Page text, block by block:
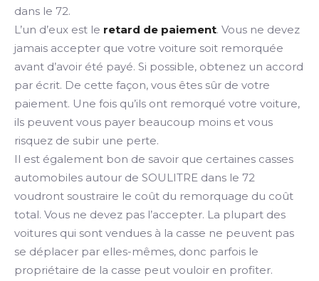
dans le 72.
L’un d’eux est le retard de paiement. Vous ne devez
jamais accepter que votre voiture soit remorquée
avant d’avoir été payé. Si possible, obtenez un accord
par écrit. De cette façon, vous êtes sûr de votre
paiement. Une fois qu’ils ont remorqué votre voiture,
ils peuvent vous payer beaucoup moins et vous
risquez de subir une perte.
Il est également bon de savoir que certaines casses
automobiles autour de SOULITRE dans le 72
voudront soustraire le coût du remorquage du coût
total. Vous ne devez pas l’accepter. La plupart des
voitures qui sont vendues à la casse ne peuvent pas
se déplacer par elles-mêmes, donc parfois le
propriétaire de la casse peut vouloir en profiter.